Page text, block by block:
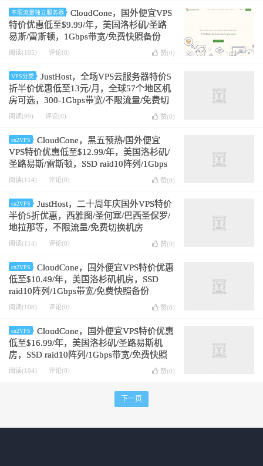
不限流量独立服务器
CloudCone，国外便宜VPS
特价优惠低至$9.99/年，美国洛杉矶/圣路
易斯/雷斯顿，1Gbps带宽/免费快照备份
阅读(105) 评论(0) 赞(0)
VPS分类
JustHost，全场VPS云服务器特价5
折半价优惠低至13元/月，全球57个地区机
房可选，300-1Gbps带宽/不限流量/免费切
换机房
阅读(99) 评论(0) 赞(0)
cn2VPS
CloudCone，黑五预热/国外便宜
VPS特价优惠低至$12.99/年，美国洛杉矶/
圣路易斯/雷斯顿，SSD raid10阵列/1Gbps
带宽/免费快照备份
阅读(114) 评论(0) 赞(0)
cn2VPS
JustHost，二十周年庆国外VPS特价
半价5折优惠，西雅图/圣何塞/巴西圣保罗/
地拉那等，不限流量/免费切换机房
阅读(114) 评论(0) 赞(0)
cn2VPS
CloudCone，国外便宜VPS特价优惠
低至$10.49/年，美国洛杉矶机房，SSD
raid10阵列/1Gbps带宽/免费快照备份
阅读(108) 评论(0) 赞(0)
cn2VPS
CloudCone，国外便宜VPS特价优惠
低至$16.99/年，美国洛杉矶/圣路易斯机
房，SSD raid10阵列/1Gbps带宽/免费快照
备份
阅读(104) 评论(0) 赞(0)
下一页